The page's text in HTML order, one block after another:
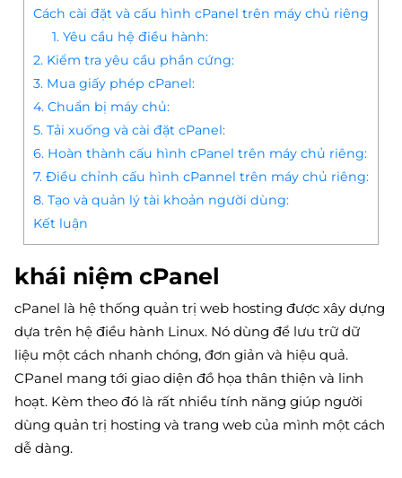
Cách cài đặt và cấu hình cPanel trên máy chủ riêng
1. Yêu cầu hệ điều hành:
2. Kiểm tra yêu cầu phần cứng:
3. Mua giấy phép cPanel:
4. Chuẩn bị máy chủ:
5. Tải xuống và cài đặt cPanel:
6. Hoàn thành cấu hình cPanel trên máy chủ riêng:
7. Điều chỉnh cấu hình cPannel trên máy chủ riêng:
8. Tạo và quản lý tài khoản người dùng:
Kết luận
khái niệm cPanel
cPanel là hệ thống quản trị web hosting được xây dựng
dựa trên hệ điều hành Linux. Nó dùng để lưu trữ dữ
liệu một cách nhanh chóng, đơn giản và hiệu quả.
CPanel mang tới giao diện đồ họa thân thiện và linh
hoạt. Kèm theo đó là rất nhiều tính năng giúp người
dùng quản trị hosting và trang web của mình một cách
dễ dàng.